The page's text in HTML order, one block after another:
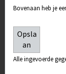
Bovenaan heb je
Opsla
an
Alle ingevoerde